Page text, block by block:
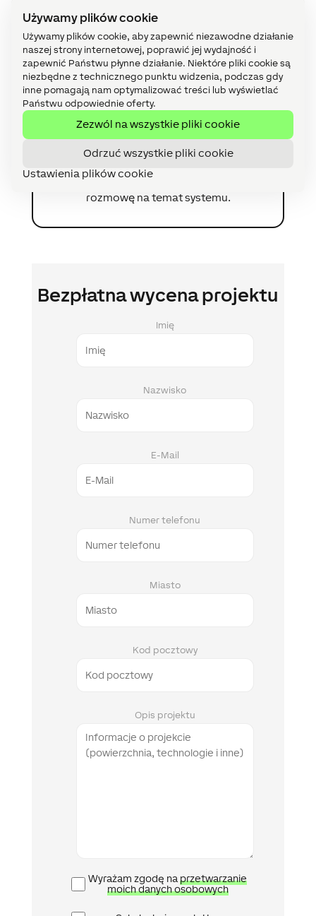
Używamy plików cookie
Używamy plików cookie, aby zapewnić niezawodne działanie
naszej strony internetowej, poprawić jej wydajność i
zapewnić Państwu płynne działanie. Niektóre pliki cookie są
niezbędne z technicznego punktu widzenia, podczas gdy
inne pomagają nam optymalizować treści lub wyświetlać
Państwu odpowiednie oferty.
Zezwól na wszystkie pliki cookie
Odrzuć wszystkie pliki cookie
Ustawienia plików cookie
Program partnerski
Loxone
rozmowę na temat systemu.
Bezpłatna wycena projektu
Imię
Nazwisko
E-Mail
Numer telefonu
Miasto
Kod pocztowy
Opis projektu
Polityka
prywatności
Wyrażam zgodę naprzetwarzanie
moich danych osobowych